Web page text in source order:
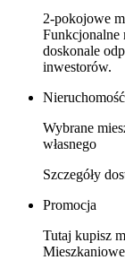
2‑pokojowe
Funkcjonalne
doskonale
inwestorów.
Wybrane
własnego
Szczegóły
Promocja
Tutaj kupisz